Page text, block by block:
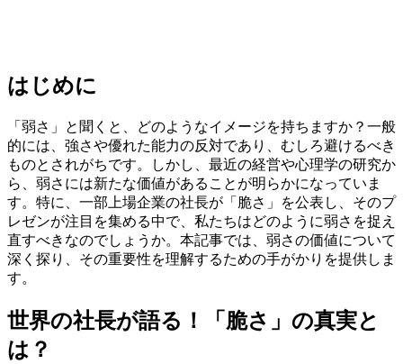
はじめに
「弱さ」と聞くと、どのようなイメージを持ちますか？一般
的には、強さや優れた能力の反対であり、むしろ避けるべき
ものとされがちです。しかし、最近の経営や心理学の研究か
ら、弱さには新たな価値があることが明らかになっていま
す。特に、一部上場企業の社長が「脆さ」を公表し、そのプ
レゼンが注目を集める中で、私たちはどのように弱さを捉え
直すべきなのでしょうか。本記事では、弱さの価値について
深く探り、その重要性を理解するための手がかりを提供しま
す。
世界の社長が語る！「脆さ」の真実と
は？